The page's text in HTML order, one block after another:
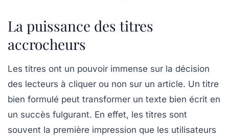
La puissance des titres
accrocheurs
Les titres ont un pouvoir immense sur la décision
des lecteurs à cliquer ou non sur un article. Un titre
bien formulé peut transformer un texte bien écrit en
un succès fulgurant. En effet, les titres sont
souvent la première impression que les utilisateurs